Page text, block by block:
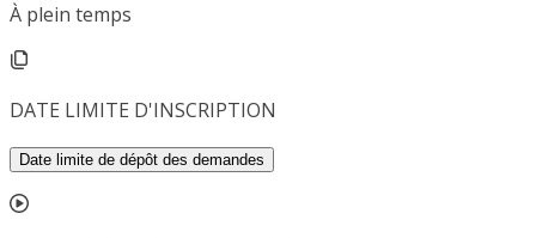
À plein temps
DATE LIMITE D'INSCRIPTION
Date limite de dépôt des demandes